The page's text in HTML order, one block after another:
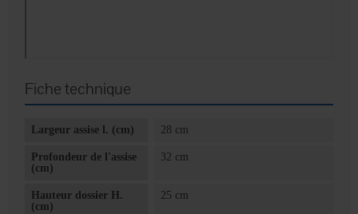
Fiche technique
Largeur assise l. (cm) 28 cm
Profondeur de l'assise
(cm)
32 cm
Hauteur dossier H.
(cm)
25 cm